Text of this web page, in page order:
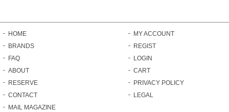
HOME
BRANDS
FAQ
ABOUT
RESERVE
CONTACT
MAIL MAGAZINE
MY ACCOUNT
REGIST
LOGIN
CART
PRIVACY POLICY
LEGAL